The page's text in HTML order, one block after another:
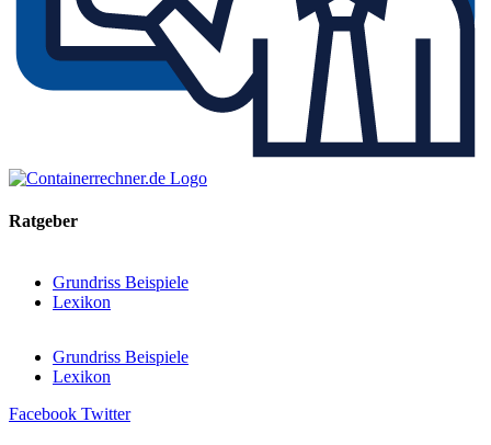
Ratgeber
Grundriss Beispiele
Lexikon
Grundriss Beispiele
Lexikon
Facebook Twitter